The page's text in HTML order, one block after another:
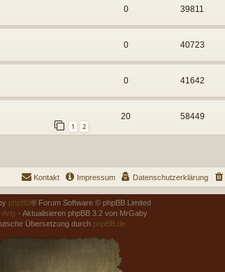
0 39811
0 40723
0 41642
1 2
20 58449
Datenschutzerklärung
Impressum
Kontakt
phpBB® Forum Software © phpBB Limited
Arty - Aktualisieren phpBB 3.2 von MrGaby
Übersetzung durch phpBB.de